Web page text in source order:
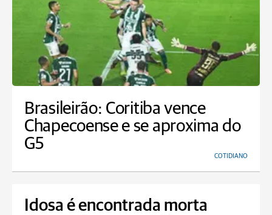
Brasileirão: Coritiba vence
Chapecoense e se aproxima do
G5
COTIDIANO
Idosa é encontrada morta